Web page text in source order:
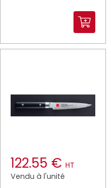
122.55 € HT
Vendu à l'unité